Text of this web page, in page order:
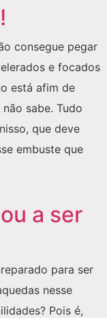
consegue pegar
e focados
está afim de
sabe. Tudo
que deve
embuste que
a ser
para ser
nesse
Pois é,